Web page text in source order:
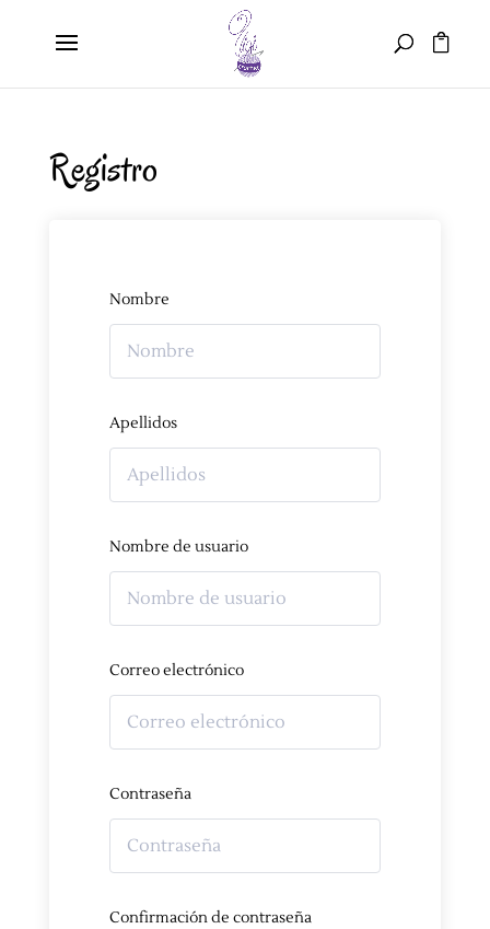
Registro
Nombre
Apellidos
Nombre de usuario
Correo electrónico
Contraseña
Confirmación de contraseña